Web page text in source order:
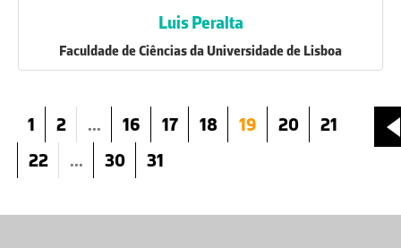
Luis Peralta
Faculdade de Ciências da Universidade de Lisboa
1 2 ... 16 17 18 19 20
21
22
... 30 31